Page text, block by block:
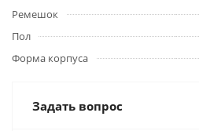
Ремешок
Пол
Форма корпуса
Задать вопрос